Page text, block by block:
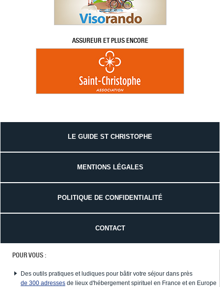
ASSUREUR ET PLUS ENCORE
LE GUIDE ST CHRISTOPHE
MENTIONS LÉGALES
POLITIQUE DE CONFIDENTIALITÉ
CONTACT
POUR VOUS :
Des outils pratiques et ludiques pour bâtir votre séjour dans près
de 300 adresses de lieux d'hébergement spirituel en France et en Europe